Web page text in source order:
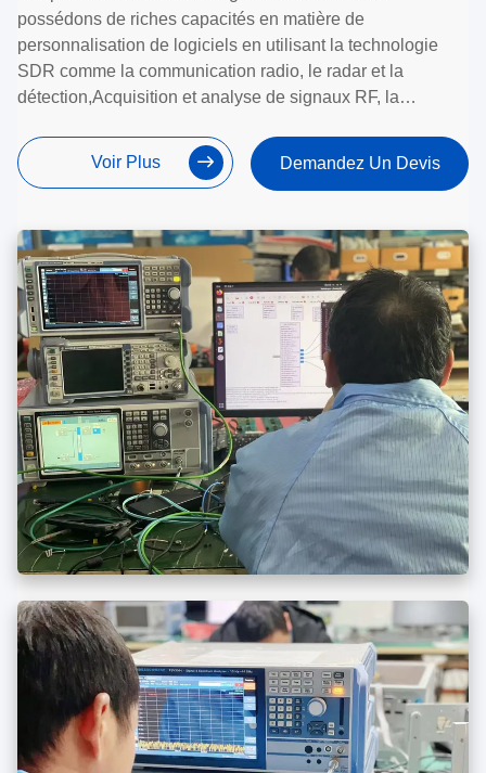
possédons de riches capacités en matière de
personnalisation de logiciels en utilisant la technologie
SDR comme la communication radio, le radar et la
détection,Acquisition et analyse de signaux RF, la
Voir Plus Demandez Un Devis